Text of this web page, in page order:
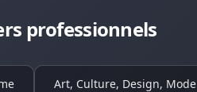
professionnels
Art, Culture, Design, Mode